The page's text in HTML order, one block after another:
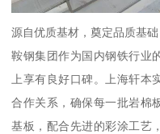
源自优质基材，奠定品质基础
鞍钢集团作为国内钢铁行业
上享有良好口碑。上海轩本
合作关系，确保每一批岩棉
基板，配合先进的彩涂工艺